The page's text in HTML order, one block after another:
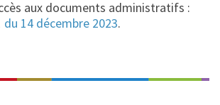
aux documents administratifs :
du 14 décembre 2023.